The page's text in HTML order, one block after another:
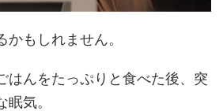
もしれません。
はんをたっぷりと食べた後、突
気。